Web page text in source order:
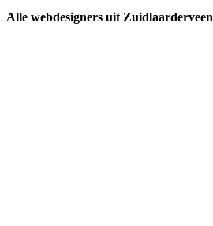
Alle webdesigners uit Zuidlaarderveen